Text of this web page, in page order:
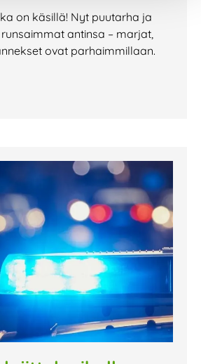
on käsillä! Nyt puutarha ja
antinsa – marjat,
ovat parhaimmillaan.